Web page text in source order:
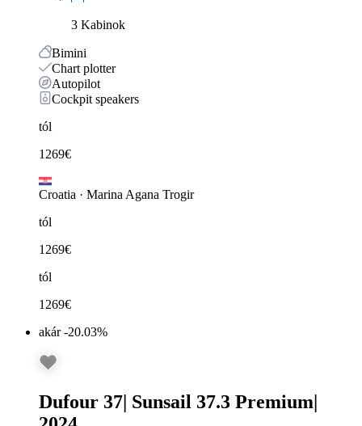
3 Kabinok
Bimini
Chart plotter
Autopilot
Cockpit speakers
tól
1269€
Croatia · Marina Agana Trogir
tól
1269€
tól
1269€
akár -20.03%
Dufour 37 Sunsail 37.3 Premium